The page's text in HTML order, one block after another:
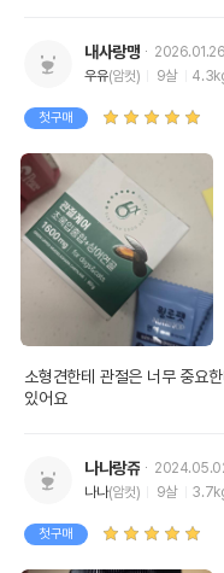
내사랑맹
2026.01.26
우유(암컷) 9살
첫구매
소형견한테 관절은 너무 중요
있어요
나나랑쥬
나나(암컷) 9살
첫구매